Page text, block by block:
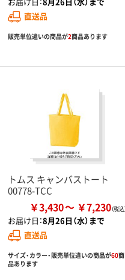
直送品
販売単位違いの商品が2商品あります
トムス キャンバストート
00778-TCC
￥3,430 ￥7,230
お届け日：8月26日（水）まで
直送品
サイズ・カラー・販売単位違いの商品が60商
品あります